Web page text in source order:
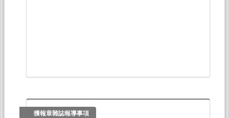
獲報章雜誌報導事項